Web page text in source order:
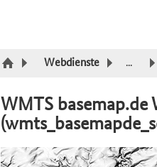
Webdienste ...
WMTS basemap.de